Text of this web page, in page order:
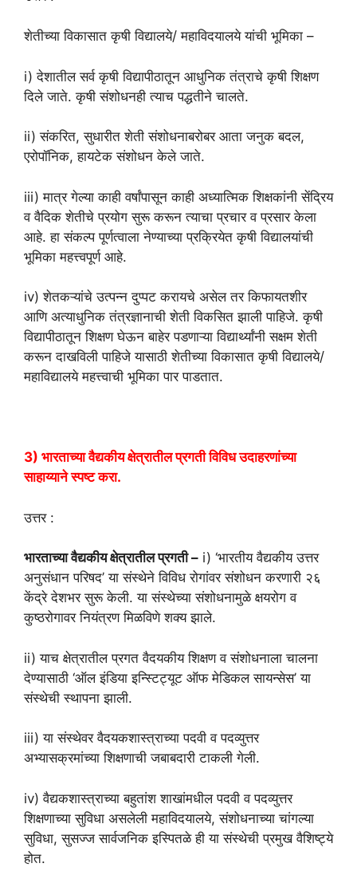
शेतीच्या विकासात कृषी विद्यालये/ महाविदयालये यांची भूमिका –
i) देशातील सर्व कृषी विद्यापीठातून आधुनिक तंत्राचे कृषी शिक्षण
दिले जाते. कृषी संशोधनही त्याच पद्धतीने चालते.
ii) संकरित, सुधारीत शेती संशोधनाबरोबर आता जनुक बदल,
एरोपॉनिक, हायटेक संशोधन केले जाते.
iii) मात्र गेल्या काही वर्षांपासून काही अध्यात्मिक शिक्षकांनी सेंद्रिय
व वैदिक शेतीचे प्रयोग सुरू करून त्याचा प्रचार व प्रसार केला
आहे. हा संकल्प पूर्णत्वाला नेण्याच्या प्रक्रियेत कृषी विद्यालयांची
भूमिका महत्त्वपूर्ण आहे.
iv) शेतकऱ्यांचे उत्पन्न दुप्पट करायचे असेल तर किफायतशीर
आणि अत्याधुनिक तंत्रज्ञानाची शेती विकसित झाली पाहिजे. कृषी
विद्यापीठातून शिक्षण घेऊन बाहेर पडणाऱ्या विद्यार्थ्यांनी सक्षम शेती
करून दाखविली पाहिजे यासाठी शेतीच्या विकासात कृषी विद्यालये/
महाविद्यालये महत्त्वाची भूमिका पार पाडतात.
3) भारताच्या वैद्यकीय क्षेत्रातील प्रगती विविध उदाहरणांच्या
साहाय्याने स्पष्ट करा.
उत्तर :
भारताच्या वैद्यकीय क्षेत्रातील प्रगती – i) ‘भारतीय वैद्यकीय उत्तर
अनुसंधान परिषद’ या संस्थेने विविध रोगांवर संशोधन करणारी २६
केंद्रे देशभर सुरू केली. या संस्थेच्या संशोधनामुळे क्षयरोग व
कुष्ठरोगावर नियंत्रण मिळविणे शक्य झाले.
ii) याच क्षेत्रातील प्रगत वैदयकीय शिक्षण व संशोधनाला चालना
देण्यासाठी ‘ऑल इंडिया इन्स्टिट्यूट ऑफ मेडिकल सायन्सेस’ या
संस्थेची स्थापना झाली.
iii) या संस्थेवर वैदयकशास्त्राच्या पदवी व पदव्युत्तर
अभ्यासक्रमांच्या शिक्षणाची जबाबदारी टाकली गेली.
iv) वैद्यकशास्त्राच्या बहुतांश शाखांमधील पदवी व पदव्युत्तर
शिक्षणाच्या सुविधा असलेली महाविदयालये, संशोधनाच्या चांगल्या
सुविधा, सुसज्ज सार्वजनिक इस्पितळे ही या संस्थेची प्रमुख वैशिष्ट्ये
होत.